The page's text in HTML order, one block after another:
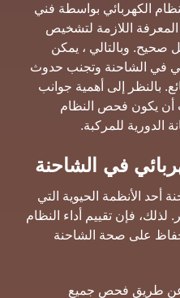
الكهربائي بواسطة فني
اللازمة لتشخيص
صحيح. وبالتالي ، يمكن
في الشاحنة وتجنب حدوث
بالنظر إلى أهمية جوانب
أن يكون فحص النظام
الدورية للمركبة.
في الشاحنة
أحد الأنظمة الحيوية التي
لذلك، فإن تقييم أداء النظام
على صحة الشاحنة
عن طريق فحص جميع